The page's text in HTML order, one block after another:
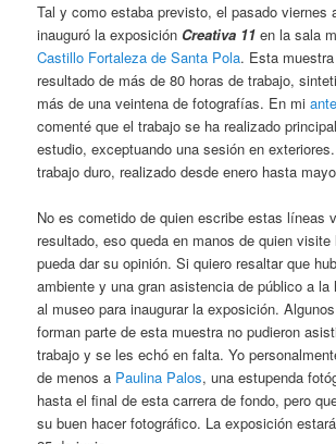
Tal y como estaba previsto, el pasado viernes
inauguró la exposición Creativa 11 en la sala
Castillo Fortaleza de Santa Pola. Esta
resultado de más de 80 horas de trabajo,
más de una veintena de fotografías. En mi
comenté que el trabajo se ha realizado
estudio, exceptuando una sesión en
trabajo duro, realizado desde enero hasta
No es cometido de quien escribe estas líneas
resultado, eso queda en manos de quien
pueda dar su opinión. Si quiero resaltar que
ambiente y una gran asistencia de público a la
al museo para inaugurar la exposición.
forman parte de esta muestra no pudieron
trabajo y se les echó en falta. Yo
de menos a Paulina Palos, una estupenda
hasta el final de esta carrera de fondo, pero
su buen hacer fotográfico. La exposición